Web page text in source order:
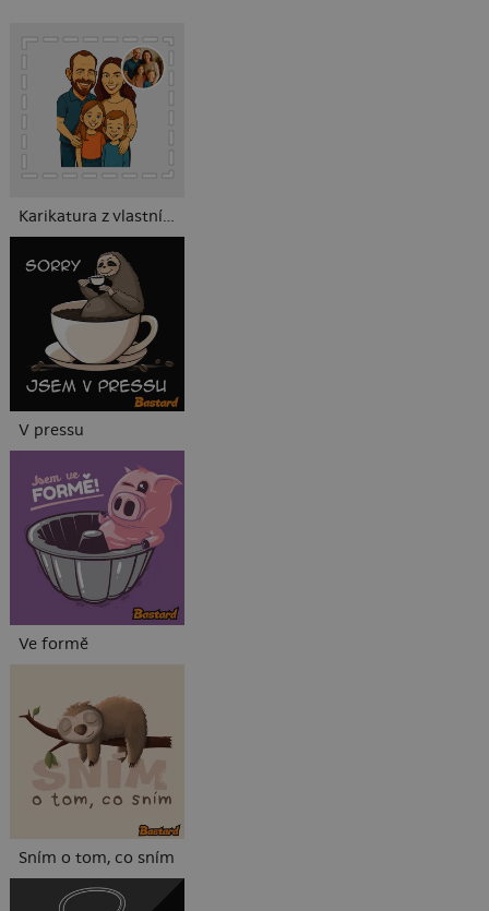
Karikatura z vlastní fotky
V pressu
Ve formě
Sním o tom, co sním